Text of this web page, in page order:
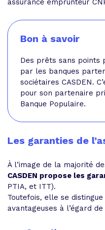
assurance emprunteur
Bon à savoir
Des prêts sans points
par les banques
sociétaires CASDEN.
pour son partenaire
Banque Populaire.
Les garanties de
À l’image de la majorité
CASDEN propose les
PTIA, et ITT).
Toutefois, elle se
avantageuses à l’égard